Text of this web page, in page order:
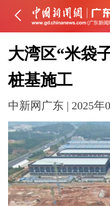
大湾区“米袋
桩基施工
中新网广东 | 2025年